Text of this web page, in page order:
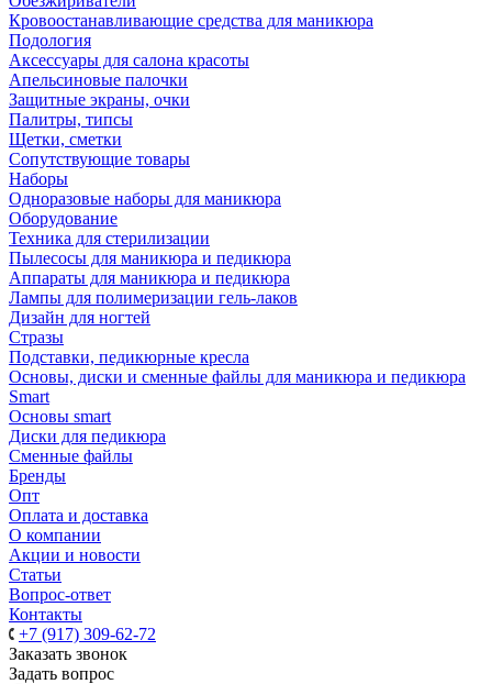
Кровоостанавливающие средства для маникюра
Подология
Аксессуары для салона красоты
Апельсиновые палочки
Защитные экраны, очки
Палитры, типсы
Щетки, сметки
Сопутствующие товары
Наборы
Одноразовые наборы для маникюра
Оборудование
Техника для стерилизации
Пылесосы для маникюра и педикюра
Аппараты для маникюра и педикюра
Лампы для полимеризации гель-лаков
Дизайн для ногтей
Стразы
Подставки, педикюрные кресла
Основы, диски и сменные файлы для маникюра и педикюра
Smart
Основы smart
Диски для педикюра
Сменные файлы
Бренды
Опт
Оплата и доставка
О компании
Акции и новости
Статьи
Вопрос-ответ
Контакты
+7 (917) 309-62-72
Заказать звонок
Задать вопрос